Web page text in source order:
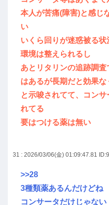
本人が苦痛(障害)と感じ
い
いくら回りが迷惑被る
環境は整えられるし
あとリタリンの追跡調
はあるが長期だと効果
と示唆されてて、コン
れてる
要はつける薬は無い
31 : 2026/03/06(金) 01:09:47.81
>>28
3種類薬あるんだけどね
コンサータだけじゃない